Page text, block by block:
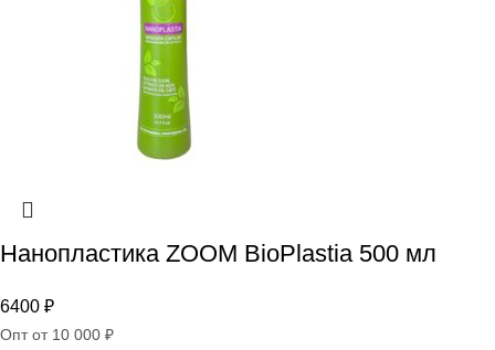
Нанопластика ZOOM BioPlastia 500 мл
6400 ₽
Опт от 10 000 ₽